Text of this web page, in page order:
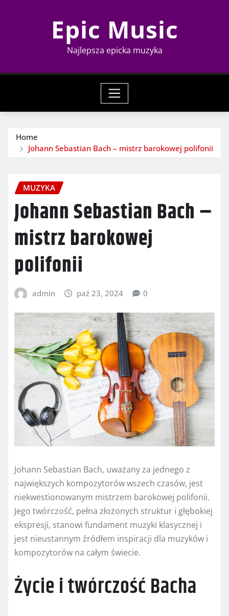
Epic Music
Najlepsza epicka muzyka
Home
Johann Sebastian Bach – mistrz barokowej polifonii
MUZYKA
Johann Sebastian Bach –
mistrz barokowej
polifonii
admin paź 23, 2024 0
Johann Sebastian Bach, uważany za jednego z
największych kompozytorów wszech czasów, jest
niekwestionowanym mistrzem barokowej polifonii.
Jego twórczość, pełna złożonych struktur i głębokiej
ekspresji, stanowi fundament muzyki klasycznej i
jest nieustannym źródłem inspiracji dla muzyków i
kompozytorów na całym świecie.
Życie i twórczość Bacha